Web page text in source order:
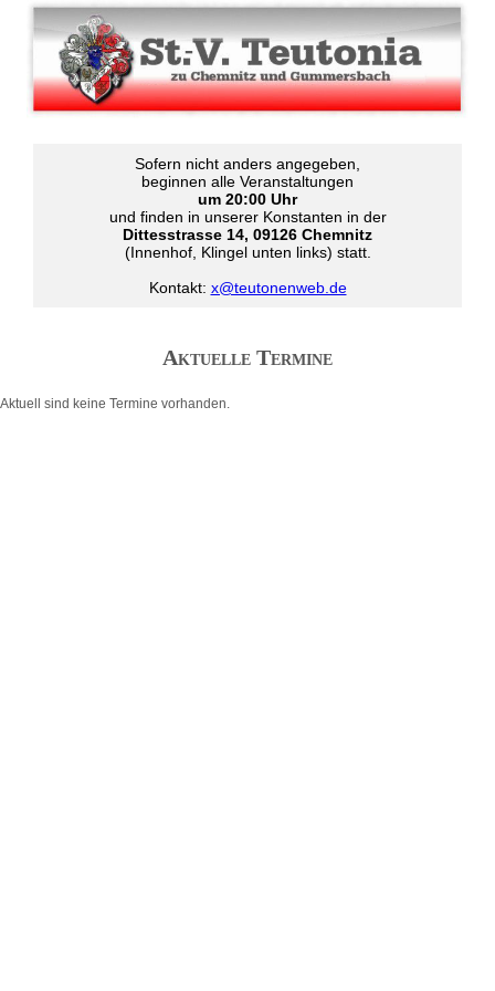
Sofern nicht anders angegeben,
beginnen alle Veranstaltungen
um 20:00 Uhr
und finden in unserer Konstanten in der
Dittesstrasse 14, 09126 Chemnitz
(Innenhof, Klingel unten links) statt.
Kontakt: x@teutonenweb.de
Aktuelle Termine
Aktuell sind keine Termine vorhanden.